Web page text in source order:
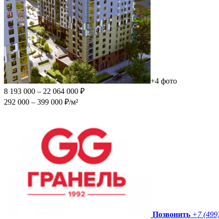
+4 фото
8 193 000 – 22 064 000 ₽
292 000 – 399 000 ₽/м²
Позвонить +7